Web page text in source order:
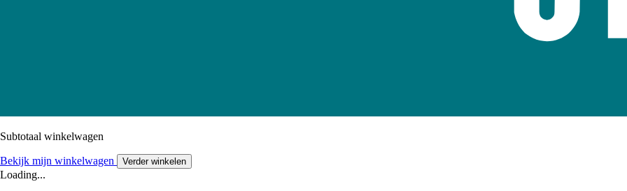
Subtotaal winkelwagen
Bekijk mijn winkelwagen Verder winkelen
Loading...